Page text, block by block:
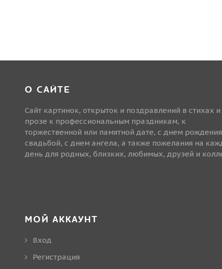
О САЙТЕ
Сайт картинок, открыток и поздравлений в стихах и
прозе к профессиональным праздникам, к
торжественной или памятной дате, с днем
свадьбой, с днем ангела, а также пожелания на
день для родных, близких, любимых, друзей и
МОЙ АККАУНТ
Вход
Регистрация